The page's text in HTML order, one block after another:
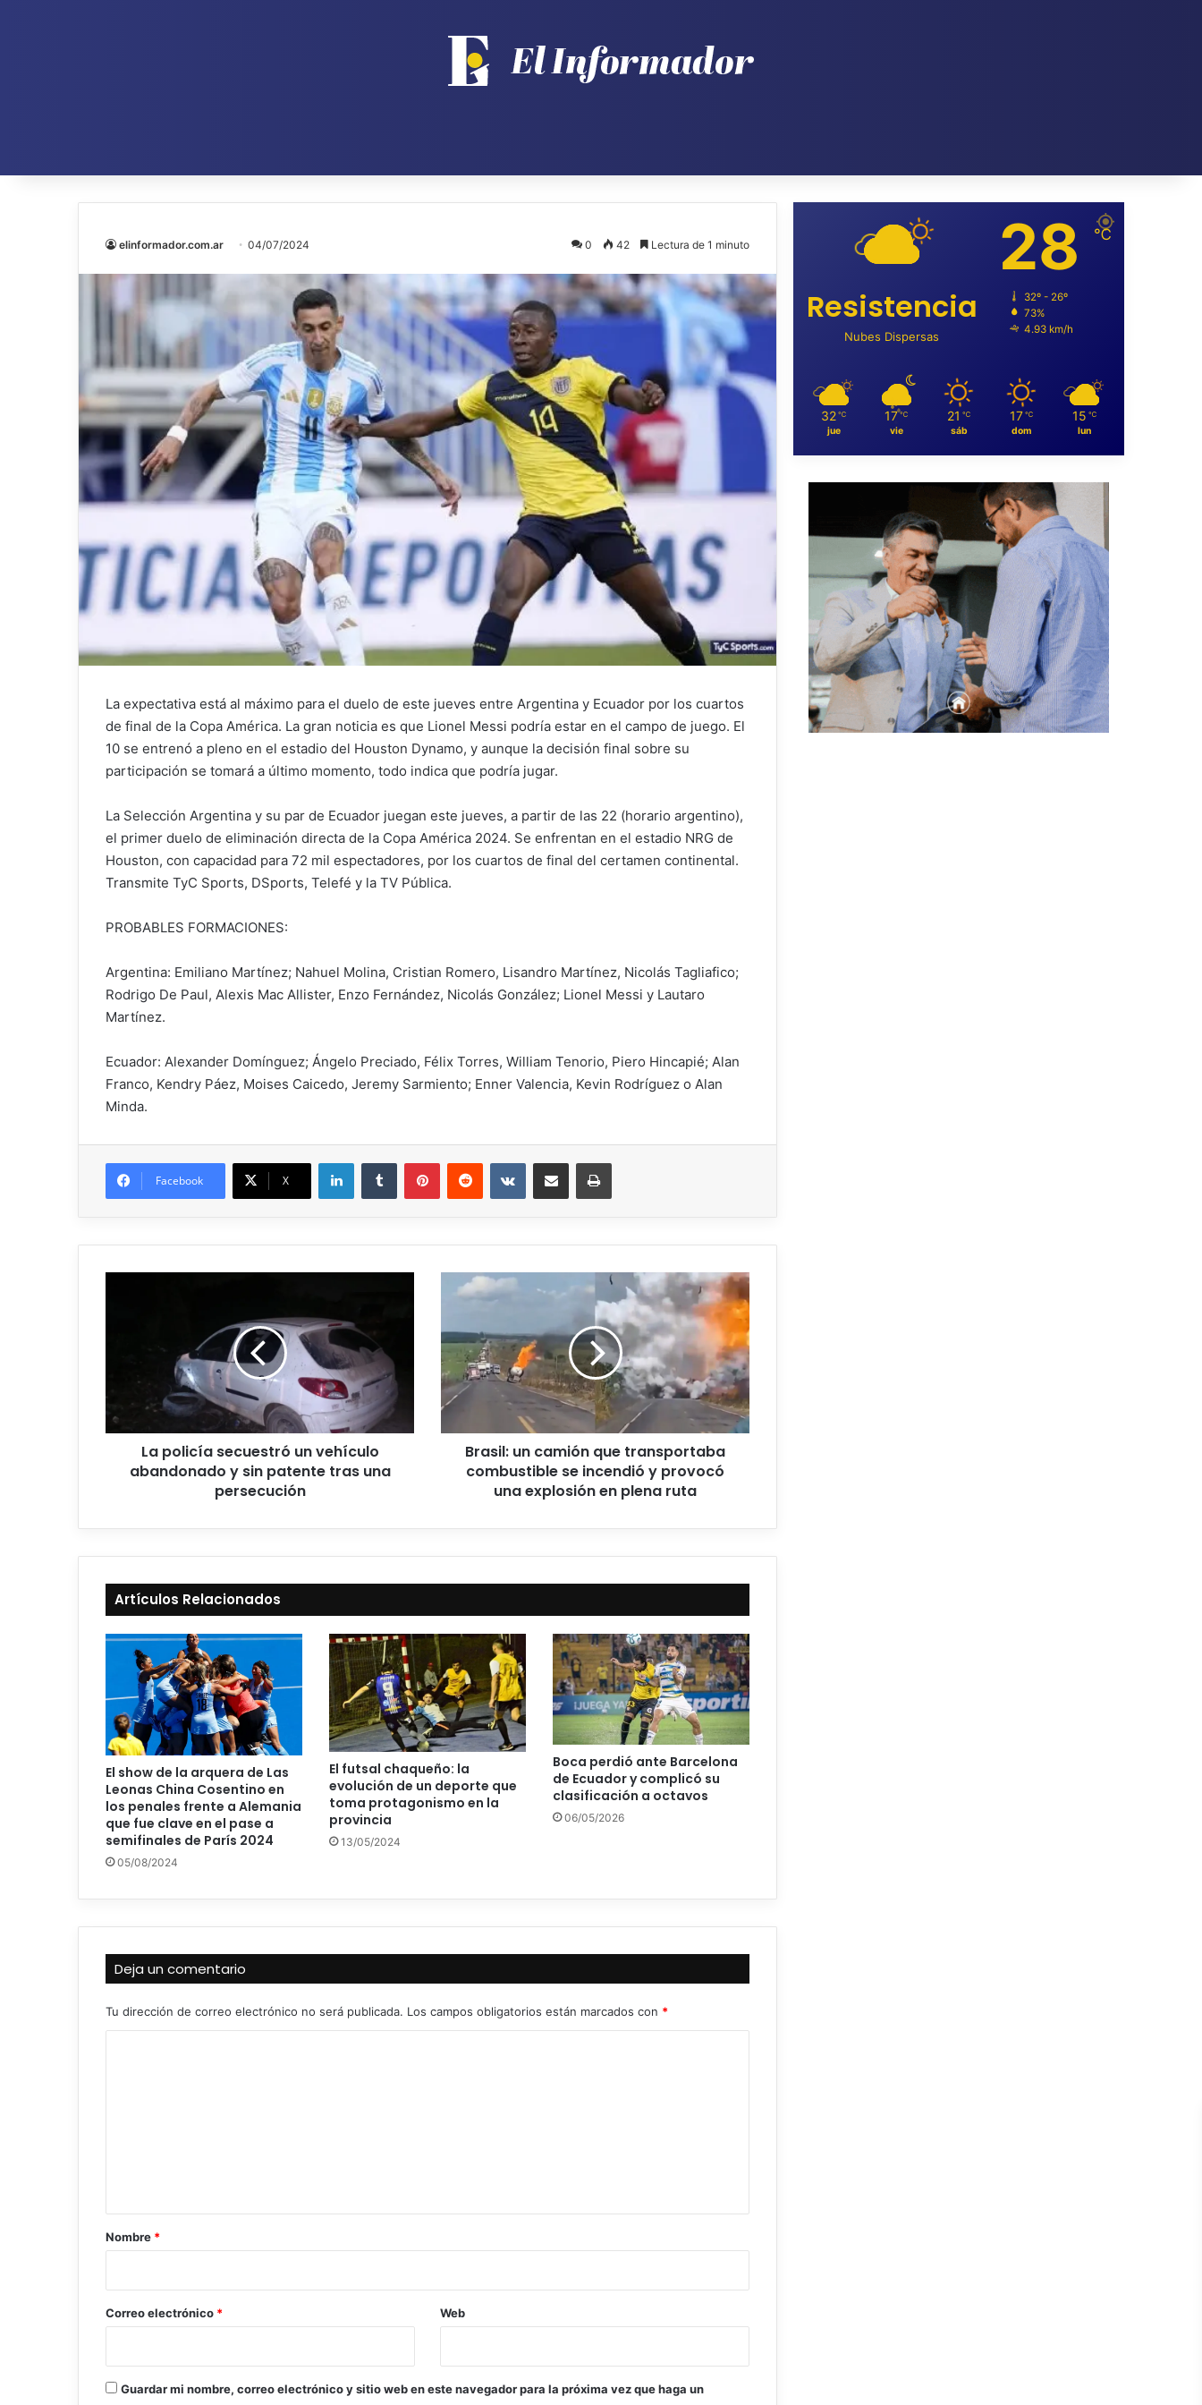
elinformador.com.ar 04/07/2024 0 42 Lectura de 1 minuto
La expectativa está al máximo para el duelo de este jueves entre Argentina y Ecuador por los cuartos
de final de la Copa América. La gran noticia es que Lionel Messi podría estar en el campo de juego. El
10 se entrenó a pleno en el estadio del Houston Dynamo, y aunque la decisión final sobre su
participación se tomará a último momento, todo indica que podría jugar.
La Selección Argentina y su par de Ecuador juegan este jueves, a partir de las 22 (horario argentino),
el primer duelo de eliminación directa de la Copa América 2024. Se enfrentan en el estadio NRG de
Houston, con capacidad para 72 mil espectadores, por los cuartos de final del certamen continental.
Transmite TyC Sports, DSports, Telefé y la TV Pública.
PROBABLES FORMACIONES:
Argentina: Emiliano Martínez; Nahuel Molina, Cristian Romero, Lisandro Martínez, Nicolás Tagliafico;
Rodrigo De Paul, Alexis Mac Allister, Enzo Fernández, Nicolás González; Lionel Messi y Lautaro
Martínez.
Ecuador: Alexander Domínguez; Ángelo Preciado, Félix Torres, William Tenorio, Piero Hincapié; Alan
Franco, Kendry Páez, Moises Caicedo, Jeremy Sarmiento; Enner Valencia, Kevin Rodríguez o Alan
Minda.
Facebook X
La policía secuestró un vehículo
abandonado y sin patente tras una
persecución
Brasil: un camión que transportaba
combustible se incendió y provocó
una explosión en plena ruta
Artículos Relacionados
El show de la arquera de Las
Leonas China Cosentino en
los penales frente a Alemania
que fue clave en el pase a
semifinales de París 2024
05/08/2024
El futsal chaqueño: la
evolución de un deporte que
toma protagonismo en la
provincia
13/05/2024
Boca perdió ante Barcelona
de Ecuador y complicó su
clasificación a octavos
06/05/2026
Deja un comentario
Tu dirección de correo electrónico no será publicada. Los campos obligatorios están marcados con *
r
*
Nombre *
Correo electrónico * Web
Guardar mi nombre, correo electrónico y sitio web en este navegador para la próxima vez que haga un
Resistencia
Nubes Dispersas
28 ℃
32º - 26º
73%
4.93 km/h
32 ℃
jue
17 ℃
vie
21 ℃
sáb
17 ℃
dom
15 ℃
lun